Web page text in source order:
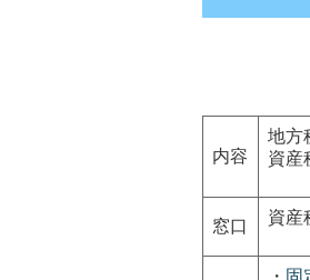
内容
地方
資産
窓口 資産
・ 固